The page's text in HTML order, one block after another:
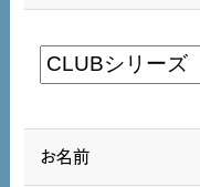
お名前